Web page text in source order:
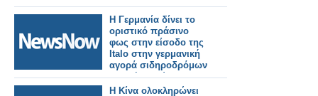
Η Γερμανία δίνει το
οριστικό πράσινο
φως στην είσοδο της
Italo στην γερμανική
αγορά σιδηροδρόμων
υψηλής ταχύτητας.
Η Κίνα ολοκληρώνει